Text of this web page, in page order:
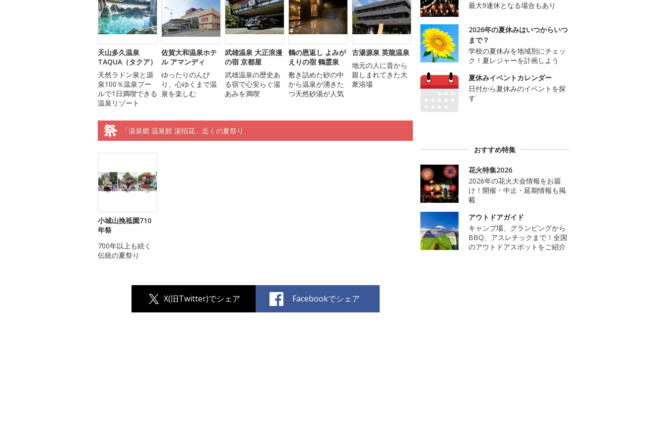
天山多久温泉
TAQUA（タクア）
天然ラドン泉と源
泉100％温泉プー
ルで1日満喫できる
温泉リゾート
佐賀大和温泉ホテ
ル アマンディ
ゆったりのんび
り、心ゆくまで温
泉を楽しむ
武雄温泉 大正浪漫
の宿 京都屋
武雄温泉の歴史あ
る宿で心安らぐ湯
あみを満喫
鶴の恩返し よみが
えりの宿 鶴霊泉
敷き詰めた砂の中
から温泉が湧きた
つ天然砂湯が人気
古湯源泉 英龍温泉
地元の人に昔から
親しまれてきた大
衆浴場
「湯泉郷 温泉館 湯招花」近くの夏祭り
小城山挽祗園710
年祭
700年以上も続く
伝統の夏祭り
X(旧Twitter)でシェア Facebookでシェア
最大9連休となる場合もあり
2026年の夏休みはいつからいつ
まで？
学校の夏休みを地域別にチェッ
ク！夏レジャーを計画しよう
夏休みイベントカレンダー
日付から夏休みのイベントを探
す
おすすめ特集
花火特集2026
2026年の花火大会情報をお届
け！開催・中止・延期情報も掲
載
アウトドアガイド
キャンプ場、グランピングから
BBQ、アスレチックまで！全国
のアウトドアスポットをご紹介